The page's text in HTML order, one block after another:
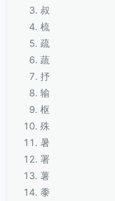
叔
梳
疏
蔬
抒
输
枢
殊
暑
署
薯
黍